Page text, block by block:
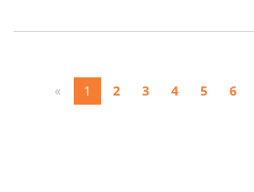
« 1 2 3 4 5 6